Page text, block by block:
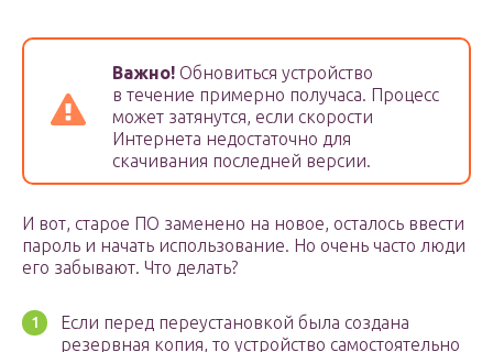
Важно! Обновиться устройство
в течение примерно получаса. Процесс
может затянутся, если скорости
Интернета недостаточно для
скачивания последней версии.
И вот, старое ПО заменено на новое, осталось ввести
пароль и начать использование. Но очень часто люди
его забывают. Что делать?
Если перед переустановкой была создана
резервная копия, то устройство самостоятельно